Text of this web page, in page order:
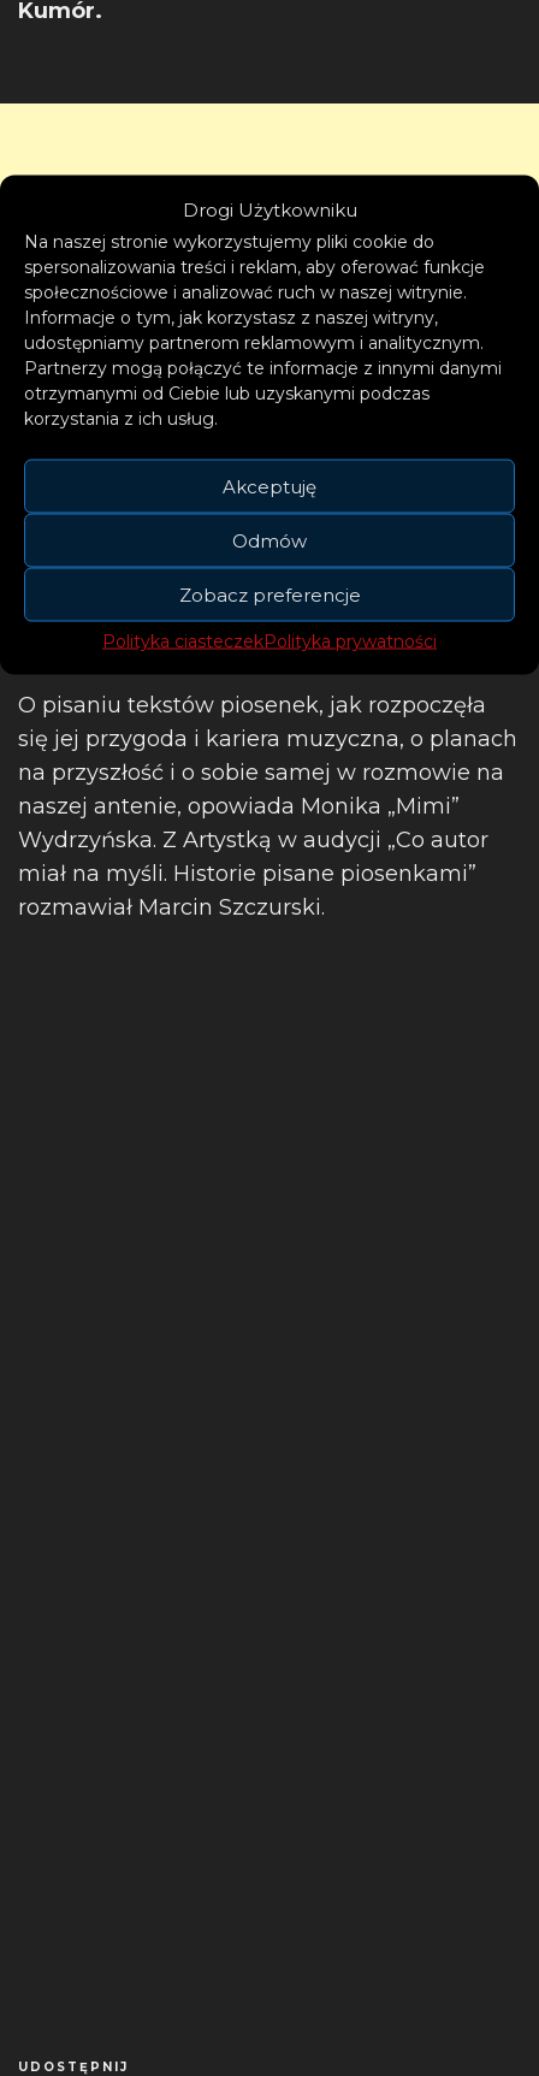
Drogi Użytkowniku
Na naszej stronie wykorzystujemy pliki cookie do
spersonalizowania treści i reklam, aby oferować funkcje
społecznościowe i analizować ruch w naszej witrynie.
Informacje o tym, jak korzystasz z naszej witryny,
udostępniamy partnerom reklamowym i analitycznym.
Partnerzy mogą połączyć te informacje z innymi danymi
otrzymanymi od Ciebie lub uzyskanymi podczas
korzystania z ich usług.
Akceptuję
Odmów
Zobacz preferencje
Polityka ciasteczekPolityka prywatności
Kumór.
O pisaniu tekstów piosenek, jak rozpoczęła
się jej przygoda i kariera muzyczna, o planach
na przyszłość i o sobie samej w rozmowie na
naszej antenie, opowiada Monika „Mimi”
Wydrzyńska. Z Artystką w audycji „Co autor
miał na myśli. Historie pisane piosenkami”
rozmawiał Marcin Szczurski.
UDOSTĘPNIJ